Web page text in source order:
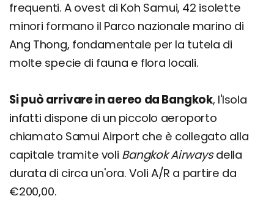
frequenti. A ovest di Koh Samui, 42 isolette
minori formano il Parco nazionale marino di
Ang Thong, fondamentale per la tutela di
molte specie di fauna e flora locali.
Si può arrivare in aereo da Bangkok, l'Isola
infatti dispone di un piccolo aeroporto
chiamato Samui Airport che è collegato alla
capitale tramite voli Bangkok Airwaysdella
durata di circa un'ora. Voli A/R a partire da
€200,00.